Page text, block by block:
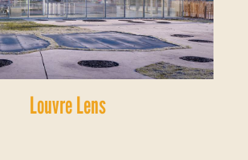
Louvre Lens